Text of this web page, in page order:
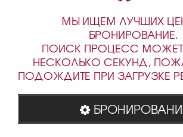
МЫ ИЩЕМ ЛУЧШИХ
БРОНИРОВАНИЕ.
ПОИСК ПРОЦЕСС МОЖЕТ
НЕСКОЛЬКО СЕКУНД,
ПОДОЖДИТЕ ПРИ ЗАГРУЗКЕ